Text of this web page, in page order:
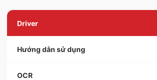
Driver
Hướng dẫn sử dụng
OCR